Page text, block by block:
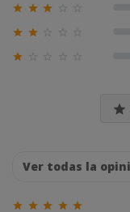
  
 


    